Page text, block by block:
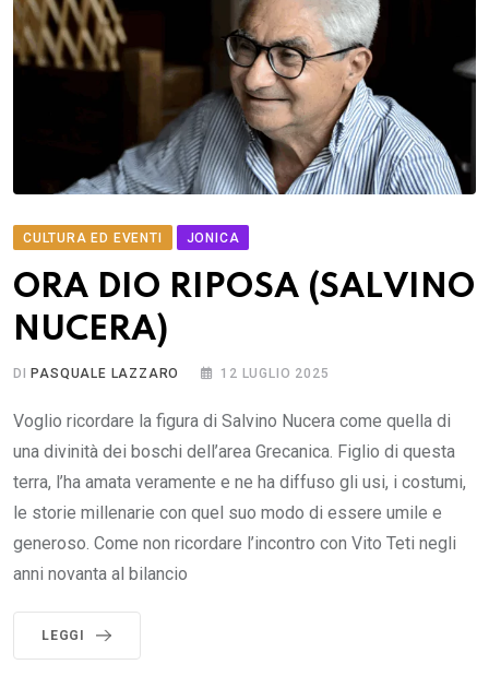
CULTURA ED EVENTI JONICA
ORA DIO RIPOSA (SALVINO
NUCERA)
DI PASQUALE LAZZARO 12 LUGLIO 2025
Voglio ricordare la figura di Salvino Nucera come quella di
una divinità dei boschi dell’area Grecanica. Figlio di questa
terra, l’ha amata veramente e ne ha diffuso gli usi, i costumi,
le storie millenarie con quel suo modo di essere umile e
generoso. Come non ricordare l’incontro con Vito Teti negli
anni novanta al bilancio
LEGGI